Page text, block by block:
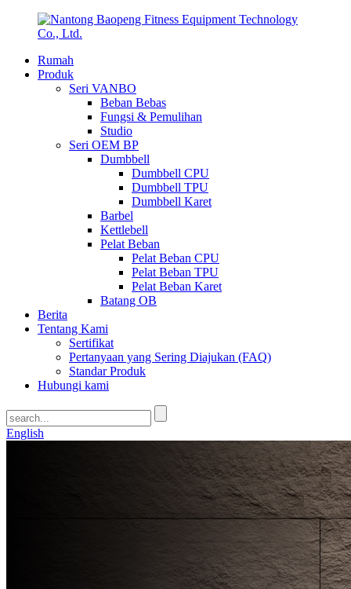
Rumah
Produk
Seri VANBO
Beban Bebas
Fungsi & Pemulihan
Studio
Seri OEM BP
Dumbbell
Dumbbell CPU
Dumbbell TPU
Dumbbell Karet
Barbel
Kettlebell
Pelat Beban
Pelat Beban CPU
Pelat Beban TPU
Pelat Beban Karet
Batang OB
Berita
Tentang Kami
Sertifikat
Pertanyaan yang Sering Diajukan (FAQ)
Standar Produk
Hubungi kami
English